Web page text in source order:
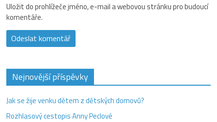
Uložit do prohlížeče jméno, e-mail a webovou stránku pro budoucí
komentáře.
Nejnovější příspěvky
Jak se žije venku dětem z dětských domovů?
Rozhlasový cestopis Anny Peclové